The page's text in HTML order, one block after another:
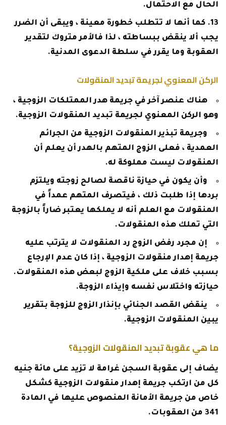
الحال مع الاحتمال.
كما أنها لا تتطلب خطورة معينة ، ويبقى أن الضرر
يجب ألا ينقض ببساطته ، لذا فالأمر متروك لتقدير
العقوبة وما يقرر في سلطة الدعوى المدنية.
الركن المعنوي لجريمة تبديد المنقولات
هناك عنصر آخر في جريمة هدر الممتلكات الزوجية ،
وهو الركن المعنوي لجريمة تبديد المنقولات الزوجية.
وجريمة تبذير المنقولات الزوجية من الجرائم
العمدية ، فعلى الزوج المتهم بالهدر أن يعلم أن
المنقولات ليست مملوكة له.
وأن يكون في حيازة ناقصة لصالح زوجته ويلتزم
بردها إذا طلبت ذلك ، فيتصرف المتهم عمداً في
المنقولات مع العلم أنه لا يملكها يعتبر ضاراً بالزوجة
التي تملك هذه المنقولات.
إن مجرد رفض الزوج رد المنقولات لا يترتب عليه
جريمة إهدار منقولات الزوجية ، إذا كان عدم الإرجاع
بسبب خلاف على ملكية الزوج لبعض هذه المنقولات.
حيازته واختلاس نفسه وإيذاء الزوجة.
ينقض القصد الجنائي بإنذار الزوج للزوجة بتقرير
يبين المنقولات الزوجية.
ما هي عقوبة تبديد المنقولات الزوجية؟
يضاف إلى عقوبة السجن غرامة لا تزيد على مائة جنيه
كل من ارتكب جريمة إهدار منقولات الزوجية كشكل
خاص من جريمة الأمانة المنصوص عليها في المادة
341 من العقوبات.